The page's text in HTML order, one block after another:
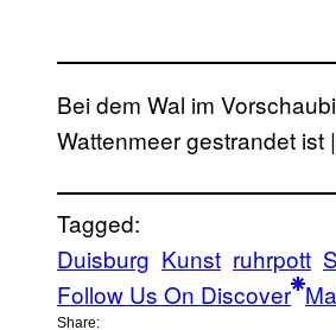
Bei dem Wal im
Wattenmeer gestrandet ist
Tagged:
Duisburg Kunst ruhrpott
Follow Us On Discover
Share: